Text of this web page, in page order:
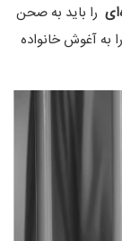
را باید به صحن
به آغوش خانواده